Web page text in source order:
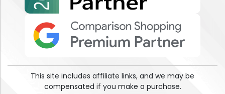
This site includes affiliate links, and we may be
compensated if you make a purchase.